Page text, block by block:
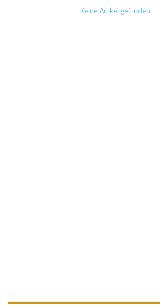
Keine Artikel gefunden